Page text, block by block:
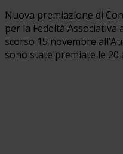
Nuova premiazione di
per la Fedeltà Associativa
scorso 15 novembre
sono state premiate le 20